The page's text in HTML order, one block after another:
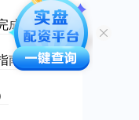
成资金对接
南